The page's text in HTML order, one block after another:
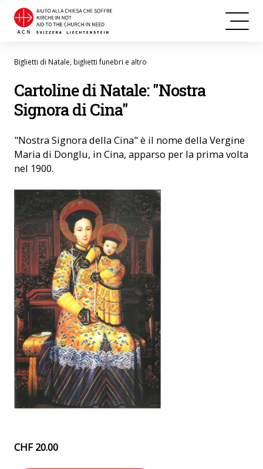
Biglietti di Natale, biglietti funebri e altro
Cartoline di Natale: "Nostra
Signora di Cina"
"Nostra Signora della Cina" è il nome della Vergine
Maria di Donglu, in Cina, apparso per la prima volta
nel 1900.
CHF 20.00